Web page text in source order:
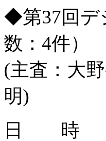
◆第37回デ
数：4件）
(主査：大
明)
日 時 平